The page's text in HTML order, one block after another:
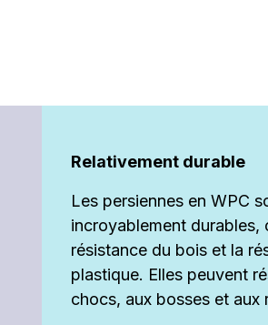
Relativement durable
Les persiennes en WPC
incroyablement durables,
résistance du bois et la
plastique. Elles peuvent
chocs, aux bosses et aux